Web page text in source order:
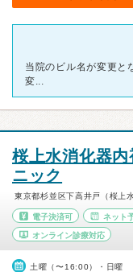
当院のビル名が変更と
変...
桜上水消化器
ニック
東京都杉並区下高井戸（桜上
電子決済可 ネット
オンライン診療対応
土曜（〜16:00）・日曜